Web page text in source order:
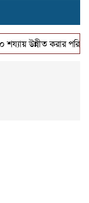
উন্নীত করার পরিকল্পনা